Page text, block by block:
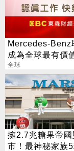
Mercedes-Benz
成為全球最有價
品牌
全球
擁2.7兆糖果帝國
市！最神秘家族5